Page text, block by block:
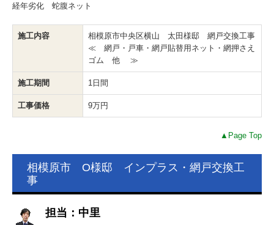
経年劣化 蛇腹ネット
施工内容
相模原市中央区横山 太田様邸 網戸交換工事
≪ 網戸・戸車・網戸貼替用ネット・網押さえ
ゴム 他 ≫
施工期間 1日間
工事価格 9万円
▲Page Top
相模原市 O様邸 インプラス・網戸交換工
事
担当：中里